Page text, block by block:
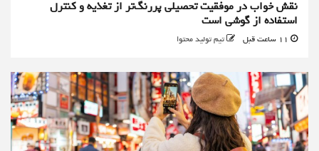
نقش خواب در موفقیت تحصیلی پررنگ‌تر از تغذیه و کنترل
استفاده از گوشی است
تیم تولید محتوا